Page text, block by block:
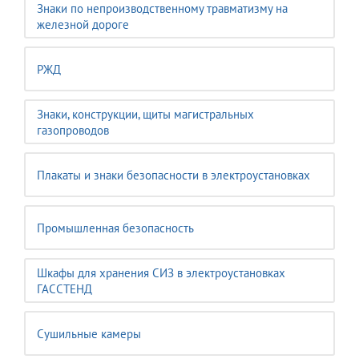
Знаки по непроизводственному травматизму на
железной дороге
РЖД
Знаки, конструкции, щиты магистральных
газопроводов
Плакаты и знаки безопасности в электроустановках
Промышленная безопасность
Шкафы для хранения СИЗ в электроустановках
ГАССТЕНД
Сушильные камеры